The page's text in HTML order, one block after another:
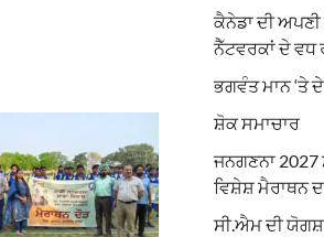
ਕੈਨੇਡਾ ਦੀ ਅਪਣੀ
ਨੈੱਟਵਰਕਾਂ ਦੇ ਵਧ
ਭਗਵੰਤ ਮਾਨ ‘ਤੇ
ਸ਼ੋਕ ਸਮਾਚਾਰ
ਜਨਗਣਨਾ
ਵਿਸ਼ੇਸ਼ ਮੈਰਾਥਨ
ਸੀ.ਐਮ ਦੀ